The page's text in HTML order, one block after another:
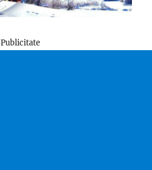
Publicitate